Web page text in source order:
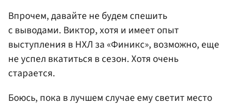
Впрочем, давайте не будем спешить
с выводами. Виктор, хотя и имеет опыт
выступления в НХЛ за «Финикс», возможно, еще
не успел вкатиться в сезон. Хотя очень
старается.
Боюсь, пока в лучшем случае ему светит место